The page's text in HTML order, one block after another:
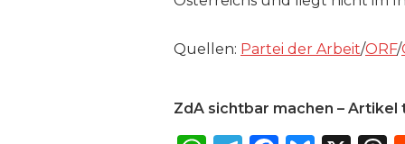
Quellen: Partei der Arbeit/ORF/
ZdA sichtbar machen – Artikel